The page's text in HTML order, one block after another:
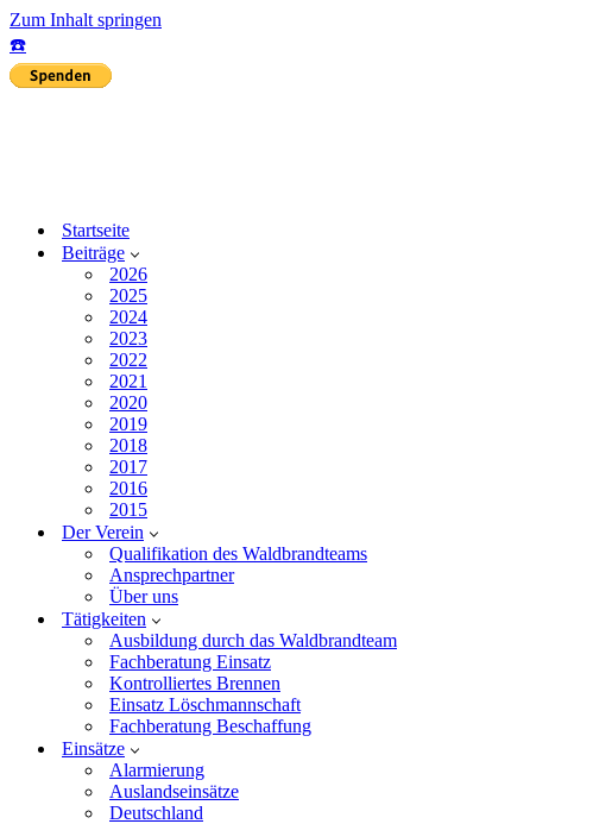
Zum Inhalt springen
☎️
Startseite
Beiträge
2026
2025
2024
2023
2022
2021
2020
2019
2018
2017
2016
2015
Der Verein
Qualifikation des Waldbrandteams
Ansprechpartner
Über uns
Tätigkeiten
Ausbildung durch das Waldbrandteam
Fachberatung Einsatz
Kontrolliertes Brennen
Einsatz Löschmannschaft
Fachberatung Beschaffung
Einsätze
Alarmierung
Auslandseinsätze
Deutschland